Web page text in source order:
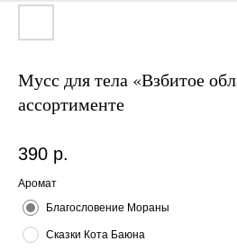
Мусс для тела «Взбитое
ассортименте
390 р.
Аромат
Благословение Мораны
Сказки Кота Баюна